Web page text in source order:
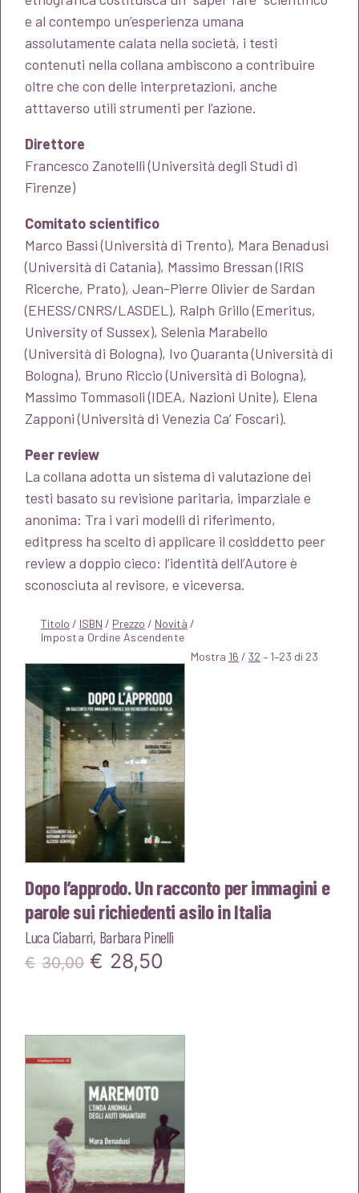
e al contempo un’esperienza umana
assolutamente calata nella società, i testi
contenuti nella collana ambiscono a contribuire
oltre che con delle interpretazioni, anche
atttaverso utili strumenti per l’azione.
Direttore
Francesco Zanotelli (Università degli Studi di
Firenze)
Comitato scientifico
Marco Bassi (Università di Trento), Mara Benadusi
(Università di Catania), Massimo Bressan (IRIS
Ricerche, Prato), Jean-Pierre Olivier de Sardan
(EHESS/CNRS/LASDEL), Ralph Grillo (Emeritus,
University of Sussex), Selenia Marabello
(Università di Bologna), Ivo Quaranta (Università di
Bologna), Bruno Riccio (Università di Bologna),
Massimo Tommasoli (IDEA, Nazioni Unite), Elena
Zapponi (Università di Venezia Ca’ Foscari).
Peer review
La collana adotta un sistema di valutazione dei
testi basato su revisione paritaria, imparziale e
anonima: Tra i vari modelli di riferimento,
editpress ha scelto di applicare il cosiddetto peer
review a doppio cieco: l’identità dell’Autore è
sconosciuta al revisore, e viceversa.
Titolo / ISBN / Prezzo / Novità /
Mostra 16 / 32 – 1–23 di 23
Dopo l’approdo. Un racconto per immagini e
parole sui richiedenti asilo in Italia
Luca Ciabarri, Barbara Pinelli
€ 30,00 Il
€30,00.
€ 28,50
€28,50.